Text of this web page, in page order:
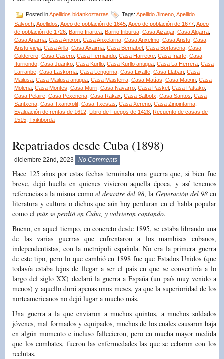
Posted inApellidos bidankoztarras Tags: Apellido Jimeno Apellido
Salvoch Apellidos Apeo de población de 1645 Apeo de población de 1677 Apeo
de población de 1726 Barrio Iriartea Barrio Iriburua Casa Aizagar, Casa Algarra
Casa Anarna Casa Antxon Casa Anxelarna Casa Anxelmo Casa Aristu Casa
Aristu vieja Casa Arlla Casa Axairna Casa Bernabel Casa Bortasena Casa
Calderero Casa Casero Casa Ferniando Casa Harretxe Casa Iriarte Casa
Iturriondo Casa Juanko Casa Kurllo Casa Kurllo antigua Casa La Herrera Casa
Larranbe Casa Laskorna Casa Lengorna Casa Lixalte Casa Llabari Casa
Mailusa Casa Mailusa antigua Casa Maisterra Casa Matías Casa Matxin Casa
Molena Casa Montes Casa Murri Casa Navarro Casa Paskel Casa Pattako
Casa Pelaire Casa Pexenena Casa Rakax Casa Salbotx Casa Santos Casa
Santxena Casa Txantxolit Casa Txestas Casa Xereno Casa Zinpintarna
Evaluación de rentas de 1612 Libro de Fuegos de 1428 Recuento de casas de
1515 Txikiborda
Repatriados desde Cuba (1898)
diciembre 22nd, 2023 No Comments
Hace 125 años por estas fechas terminaba una guerra que, si bien fue
breve, dejó huella en quienes vivieron aquella época, y así tenemos
referencias a la misma como el desastre del 98, la Generación del 98en
literatura y cultura o dichos que aún hoy perduran en el habla popular
como el más se perdió en Cuba, y volvieron cantando.
Bueno, en aquel tiempo, en concreto desde 1895, se estaba librando una
de las varias guerras que enfrentaron a los mambises cubanos,
independentistas, con la metrópoli española. No era la primera guerra
de este tipo, pero lo que cambió en 1898 fue que Estados Unidos (que
todavía estaba lejos de llegar a ser el país en que se convertiría a lo
largo del siglo XX) declaró la guerra a España (un país muy venido a
menos) y aquello duró apenas unos meses, ya que la superioridad de los
norteamericanos no dejó lugar a mucho más.
Una guerra a la que enviaron a muchos quintos, a muchos soldados
jóvenes, mal formados y equipados, muchos de los cuales causaron baja
en algún momento e incluso fallecieron, pero en mucha mayor medida
que los combates, fueron las enfermedades las que se cebaron con los
reclutas.